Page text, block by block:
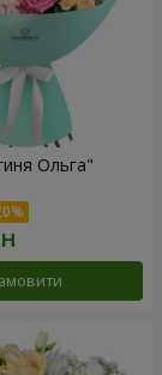
Ольга"